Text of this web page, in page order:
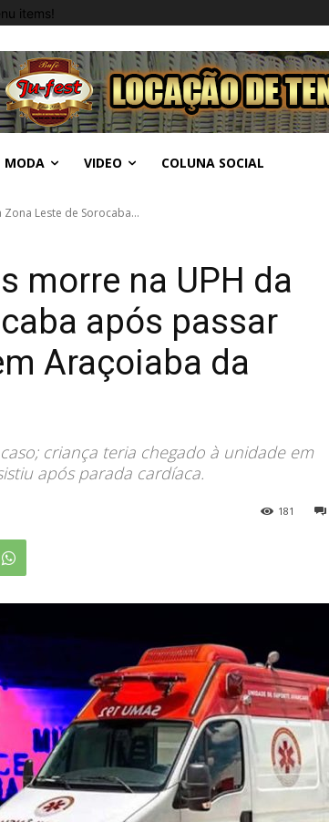
items!
MODA VIDEO COLUNA SOCIAL
Leste de Sorocaba...
morre na UPH da
após passar
Araçoiaba da
criança teria chegado à unidade em
após parada cardíaca.
181